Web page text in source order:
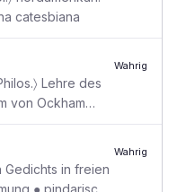
catesbiana
Lehre des
von Ockham
Wahrig
Gedichts in freien
● pindarische
Wahrig